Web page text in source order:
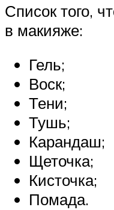
Список того,
в макияже:
Гель;
Воск;
Тени;
Тушь;
Карандаш;
Щеточка;
Кисточка;
Помада.